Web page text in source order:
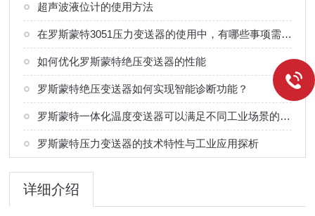
超声波液位计的使用方法
在罗斯蒙特3051压力变送器的使用中，有哪些事项需要我们的关注？
如何优化罗斯蒙特绝压变送器的性能
罗斯蒙特绝压变送器如何实现智能诊断功能？
罗斯蒙特一体化温度变送器可以满足不同工业场景的实际需求
罗斯蒙特压力变送器的技术特性与工业应用探析
详细介绍